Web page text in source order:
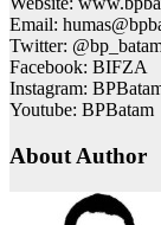
Email:
Twitter:
Facebook: BIFZA
Instagram:
Youtube: BPBatam
About Author